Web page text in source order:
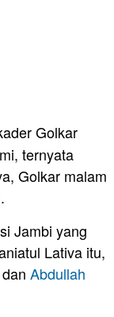
Golkar
ternyata
Golkar malam
Jambi yang
Lativa itu,
dan Abdullah